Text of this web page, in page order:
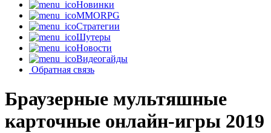
Новинки
MMORPG
Стратегии
Шутеры
Новости
Видеогайды
Обратная связь
Браузерные мультяшные
карточные онлайн-игры 2019